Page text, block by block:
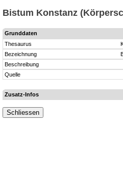
Bistum Konstanz
Grunddaten
Thesaurus
Bezeichnung
Beschreibung
Quelle
Zusatz-Infos